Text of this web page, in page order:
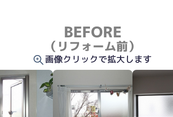
BEFORE
（リフォーム前）
画像クリックで拡大します